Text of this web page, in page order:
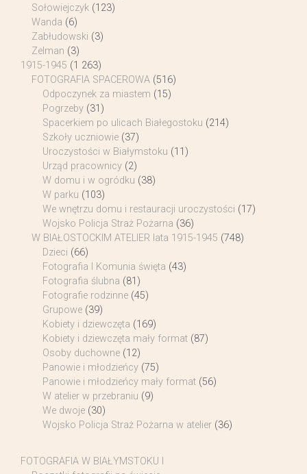
Sołowiejczyk (123)
Wanda (6)
Zabłudowski (3)
Zelman (3)
1915-1945 (1 263)
FOTOGRAFIA SPACEROWA (516)
Odpoczynek za miastem (15)
Pogrzeby (31)
Spacerkiem po ulicach Białegostoku (214)
Szkoły uczniowie (37)
Uroczystości w Białymstoku (11)
Urząd pracownicy (2)
W domu i w ogródku (38)
W parku (103)
We wnętrzu domu i restauracji uroczystości (17)
Wojsko Policja Straż Pożarna (36)
W BIAŁOSTOCKIM ATELIER lata 1915-1945 (748)
Dzieci (66)
Fotografia I Komunia święta (43)
Fotografia ślubna (81)
Fotografie rodzinne (45)
Grupowe (39)
Kobiety i dziewczęta (169)
Kobiety i dziewczęta mały format (87)
Osoby duchowne (12)
Panowie i młodzieńcy (75)
Panowie i młodzieńcy mały format (56)
W atelier w przebraniu (9)
We dwoje (30)
Wojsko Policja Straż Pożarna w atelier (36)
FOTOGRAFIA W BIAŁYMSTOKU I